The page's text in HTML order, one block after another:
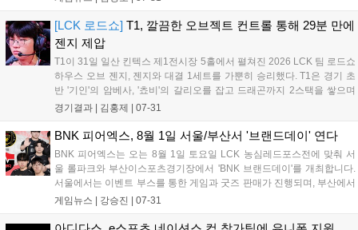
중되고 있습니다....
[LCK 로드쇼] T1, 깔끔한 오브젝트 컨트롤 통해 29분 만에
젠지 제압
T1이 31일 일산 킨텍스 제1전시장 5홀에서 펼쳐진 2026 LCK 팀 로드쇼
하우스 오브 젠지, 젠지와 대결 1세트를 가뿐히 승리했다. T1은 경기 초
반 '기인'의 암베사, '쵸비'의 갈리오를 잡고 드래곤까지 2스택을 쌓으며
기분 좋게 출발했다. 젠지는 잠시 후 바텀 다이브로 '도란'의 나르를 잡아
경기결과 | 김홍제 07-31
BNK 피어엑스, 8월 1일 서울/부산서 '브랜드데이' 연다
BNK 피어엑스는 오는 8월 1일 토요일 LCK 농심레드포스전에 맞춰 서
울 롤파크와 부산이스포츠경기장에서 'BNK 브랜드데이'를 개최합니다.
서울에서는 이벤트 부스를 통한 게임과 굿즈 판매가 진행되며, 부산에서
는 뷰잉파티와 함께 스탬프 투어, 미션 게임 등 다양한 체험형 콘텐츠가
며, 팬들에게 BNK와 피어엑스가 만드는 브랜드 가치를 직접 경험할 기
게임뉴스 | 강승진 07-31